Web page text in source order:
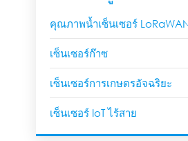
คุณภาพน้ำเซ็นเซอร์
เซ็นเซอร์ก๊าซ
เซ็นเซอร์การเกษตรอัจฉริยะ
เซ็นเซอร์ IoT ไร้สาย